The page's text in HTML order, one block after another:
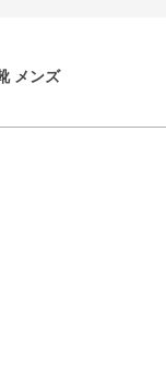
メンズ